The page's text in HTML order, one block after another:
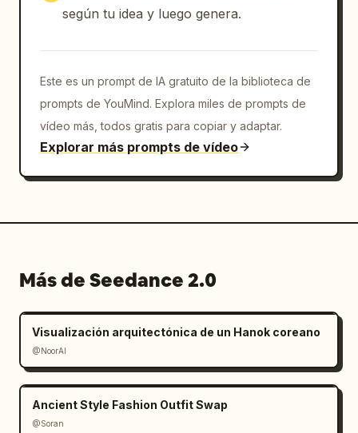
Texto en pantalla:
Mantente despierto. Mantente alerta.
según tu idea y luego genera.
Este es un prompt de IA gratuito de la biblioteca de
prompts de YouMind. Explora miles de prompts de
vídeo más, todos gratis para copiar y adaptar.
Explorar más prompts de vídeo
Más de Seedance 2.0
Visualización arquitectónica de un Hanok coreano
@NoorAI
Ancient Style Fashion Outfit Swap
@Soran